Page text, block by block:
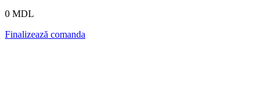
0 MDL
Finalizează comanda